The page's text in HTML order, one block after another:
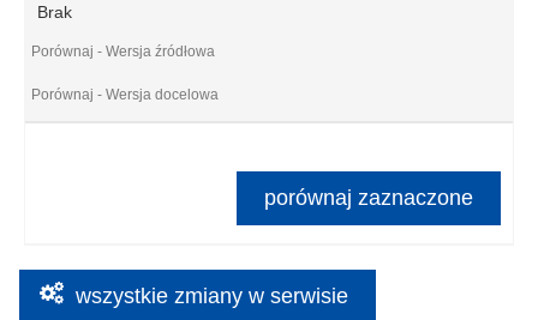
Brak
porównaj zaznaczone
wszystkie zmiany w serwisie